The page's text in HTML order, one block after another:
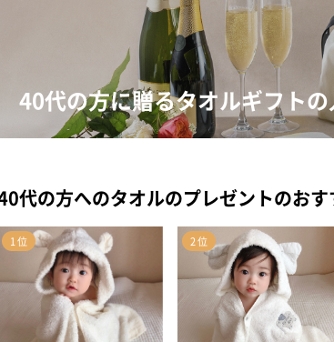
40代の方に贈るタオルギフト
代の方へのタオルのプレゼントのお